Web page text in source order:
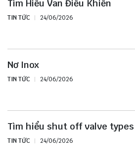
Tìm Hiểu Van Điều Khiển
TIN TỨC 24/06/2026
Nơ Inox
TIN TỨC 24/06/2026
Tìm hiểu shut off valve types
TIN TỨC 24/06/2026